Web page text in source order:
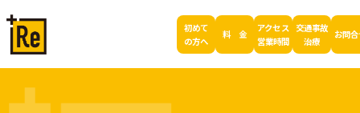
初めて
の方へ
料 金
アクセス
営業時間
交通事故
治療
お問